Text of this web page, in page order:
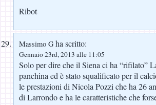
Ribot
Massimo G ha scritto:
Gennaio 23rd, 2013 alle 11:05
Solo per dire che il Siena ci ha “rifilato”
panchina ed è stato squalificato per il
le prestazioni di Nicola Pozzi che ha 26
di Larrondo e ha le caratteristiche che